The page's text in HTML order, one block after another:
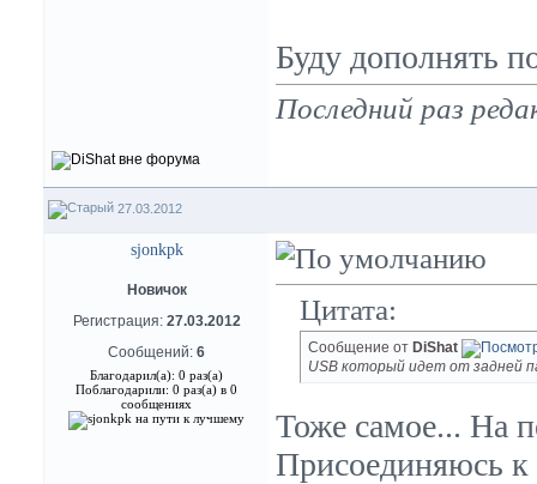
Буду дополнять
Последний раз
27.03.2012
sjonkpk
Новичок
Регистрация: 27.03.2012
Сообщений: 6
Благодарил(а): 0 раз(а)
Поблагодарили: 0 раз(а) в 0
сообщениях
Цитата:
Сообщение от DiShat
USB который идет от задней
Тоже самое... На
Присоединяюсь к